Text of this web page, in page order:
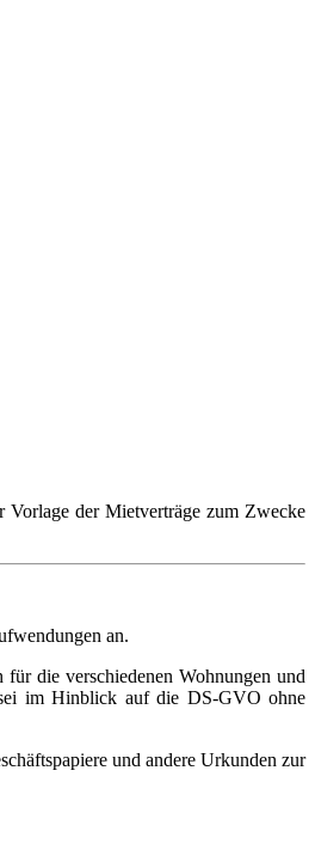
der Mietverträge zum Zwecke
an.
die verschiedenen Wohnungen und
sei im Hinblick auf die DS-GVO ohne
und andere Urkunden zur